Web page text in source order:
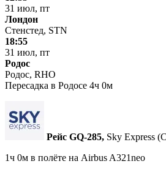
31 июл, пт
Лондон
Стенстед, STN
18:55
31 июл, пт
Родос
Родос, RHO
Пересадка в Родосе 4ч 0м
Рейс GQ‑285, Sky Express
1ч 0м в полёте на Airbus A321neo